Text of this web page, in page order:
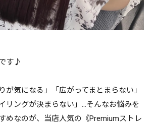
す♪
が気になる」「広がってまとまらない」
リングが決まらない」…そんなお悩みを
めなのが、当店人気の《Premiumストレ